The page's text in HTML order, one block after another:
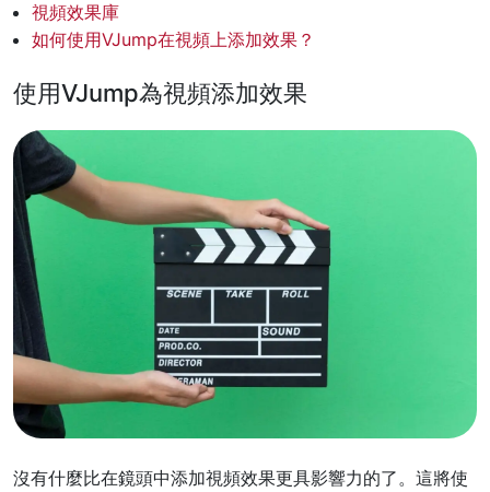
視頻效果庫
如何使用VJump在視頻上添加效果？
使用VJump為視頻添加效果
沒有什麼比在鏡頭中添加視頻效果更具影響力的了。這將使